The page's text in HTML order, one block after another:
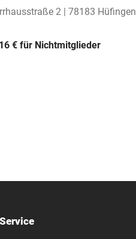
2 | 78183 Hüfingen
€ für Nichtmitglieder
Service